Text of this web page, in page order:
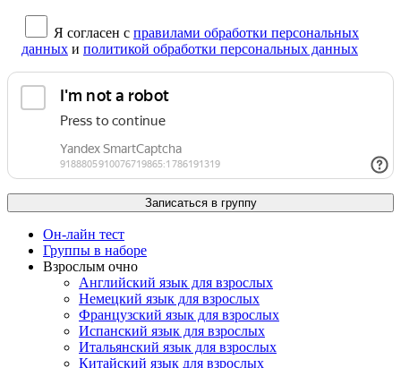
Я согласен с правилами обработки персональных
данных и политикой обработки персональных данных
Он-лайн тест
Группы в наборе
Взрослым очно
Английский язык для взрослых
Немецкий язык для взрослых
Французский язык для взрослых
Испанский язык для взрослых
Итальянский язык для взрослых
Китайский язык для взрослых